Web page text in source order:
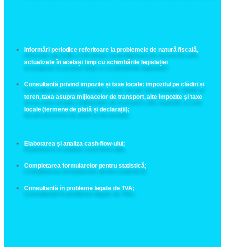
Informări periodice referitoare la problemele de natură fiscală,
actualizate în același timp cu schimbările legislației
Consultanță privind impozite și taxe locale: impozitul pe clădiri și
teren, taxa asupra mijloacelor de transport, alte impozite și taxe
locale (termene de plată și declarații);
Elaborarea și analiza cash-flow-ului;
Completarea formularelor pentru statistică;
Consultanță în probleme legate de TVA;